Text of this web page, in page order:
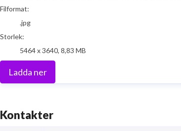
Filformat:
.jpg
Storlek:
5464 x 3640, 8,83 MB
Ladda ner
Kontakter